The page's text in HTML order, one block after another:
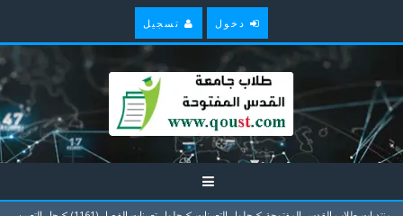
دخول تسجيل